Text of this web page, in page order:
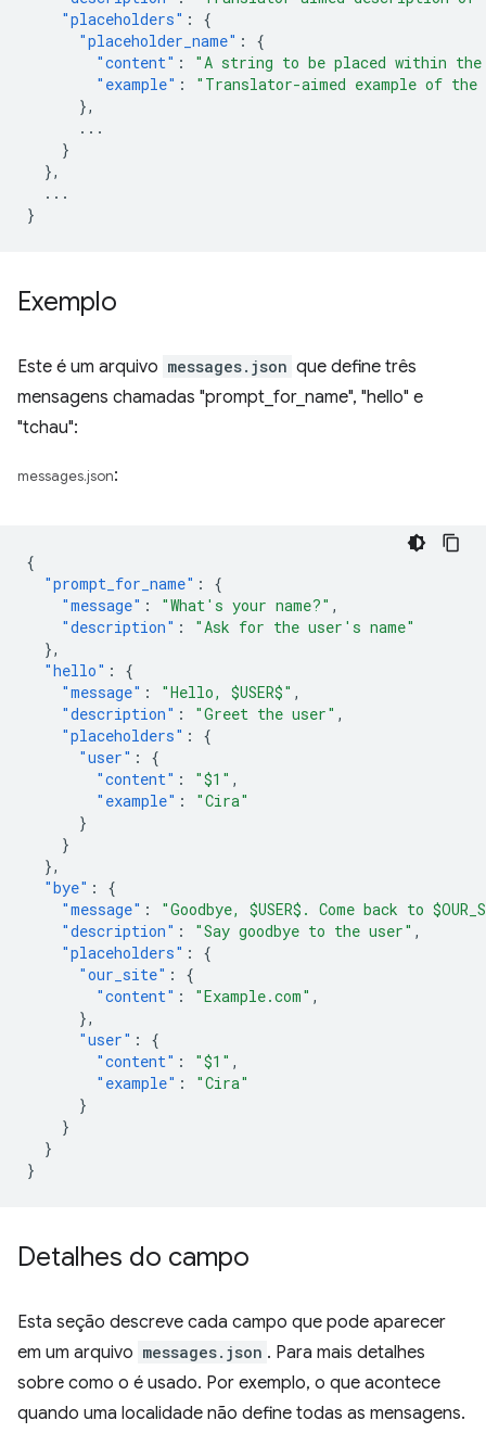
"placeholders" :
{
"placeholder_name" :
{
"content" :
"A string to be placed within the
"example" :
"Translator-aimed example of
},
...
}
},
...
}
Exemplo
Este é um arquivo messages.json que define três
mensagens chamadas "prompt_for_name", "hello" e
"tchau":
messages.json:
{
"prompt_for_name" :
{
"message" : "What's your name?" ,
"description" :
"Ask for the user's name"
},
"hello" :
{
"message" : "Hello, $USER$" ,
"description" : "Greet the user" ,
"placeholders" :
{
"user" :
{
"content" : "$1" ,
"example" :
"Cira"
}
}
},
"bye" :
{
"message" :
"Goodbye, $USER$. Come back to
"description" : "Say goodbye to the user" ,
"placeholders" :
{
"our_site" :
{
"content" : "Example.com" ,
},
"user" :
{
"content" : "$1" ,
"example" :
"Cira"
}
}
}
}
Detalhes do campo
Esta seção descreve cada campo que pode aparecer
em um arquivo messages.json . Para mais detalhes
sobre como o é usado. Por exemplo, o que acontece
quando uma localidade não define todas as mensagens.